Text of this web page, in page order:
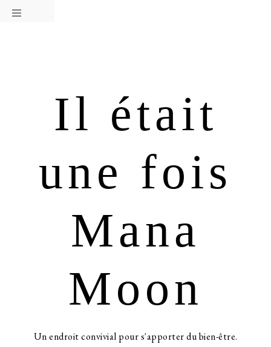
Passer
Passer
Il était
une fois
Mana
Moon
Un endroit convivial pour s'apporter du bien-être.